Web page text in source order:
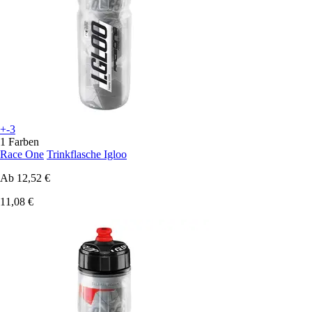
+-3
1 Farben
Race One Trinkflasche Igloo
Ab 12,52 €
11,08 €